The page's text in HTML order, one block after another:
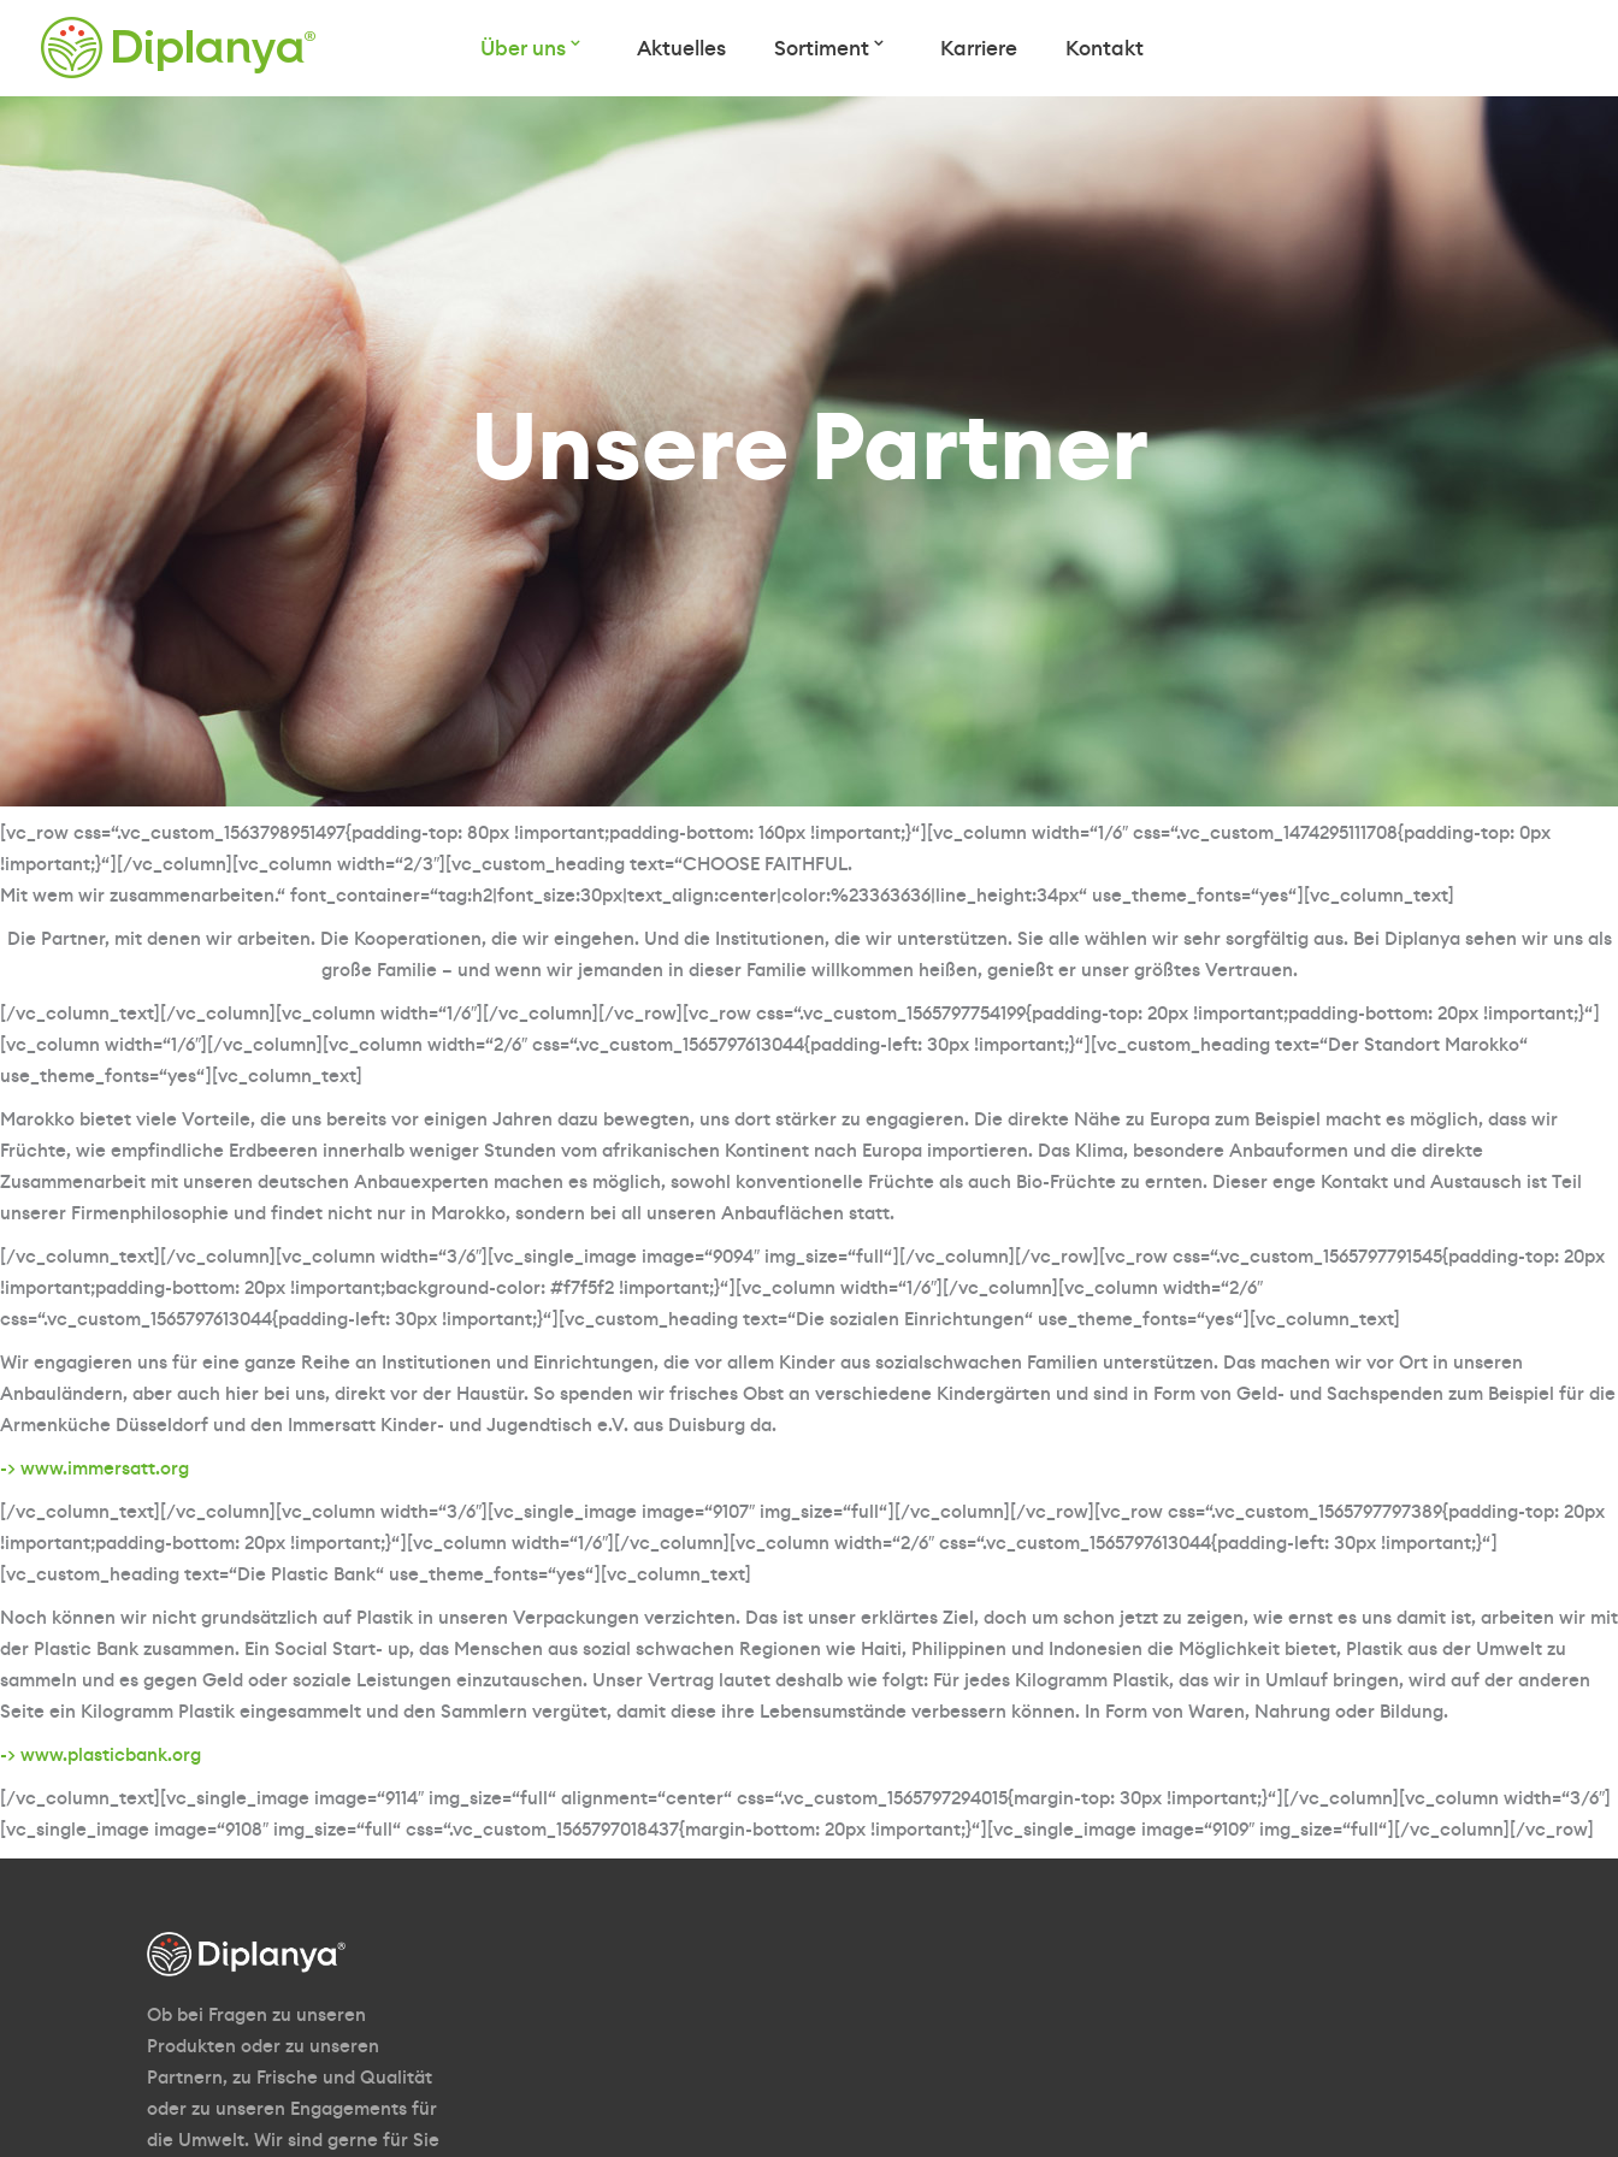
Über uns Aktuelles Sortiment Karriere Kontakt
Unsere Partner
[vc_row css=“.vc_custom_1563798951497{padding-top: 80px !important;padding-bottom: 160px !important;}“][vc_column width=“1/6″ css=“.vc_custom_1474295111708{padding-top: 0px
!important;}“][/vc_column][vc_column width=“2/3″][vc_custom_heading text=“CHOOSE FAITHFUL.
Mit wem wir zusammenarbeiten.“ font_container=“tag:h2|font_size:30px|text_align:center|color:%23363636|line_height:34px“ use_theme_fonts=“yes“][vc_column_text]
Die Partner, mit denen wir arbeiten. Die Kooperationen, die wir eingehen. Und die Institutionen, die wir unterstützen. Sie alle wählen wir sehr sorgfältig aus. Bei Diplanya sehen wir uns als
große Familie – und wenn wir jemanden in dieser Familie willkommen heißen, genießt er unser größtes Vertrauen.
[/vc_column_text][/vc_column][vc_column width=“1/6″][/vc_column][/vc_row][vc_row css=“.vc_custom_1565797754199{padding-top: 20px !important;padding-bottom: 20px !important;}“]
[vc_column width=“1/6″][/vc_column][vc_column width=“2/6″ css=“.vc_custom_1565797613044{padding-left: 30px !important;}“][vc_custom_heading text=“Der Standort Marokko“
use_theme_fonts=“yes“][vc_column_text]
Marokko bietet viele Vorteile, die uns bereits vor einigen Jahren dazu bewegten, uns dort stärker zu engagieren. Die direkte Nähe zu Europa zum Beispiel macht es möglich, dass wir
Früchte, wie empfindliche Erdbeeren innerhalb weniger Stunden vom afrikanischen Kontinent nach Europa importieren. Das Klima, besondere Anbauformen und die direkte
Zusammenarbeit mit unseren deutschen Anbauexperten machen es möglich, sowohl konventionelle Früchte als auch Bio-Früchte zu ernten. Dieser enge Kontakt und Austausch ist Teil
unserer Firmenphilosophie und findet nicht nur in Marokko, sondern bei all unseren Anbauflächen statt.
[/vc_column_text][/vc_column][vc_column width=“3/6″][vc_single_image image=“9094″ img_size=“full“][/vc_column][/vc_row][vc_row css=“.vc_custom_1565797791545{padding-top: 20px
!important;padding-bottom: 20px !important;background-color: #f7f5f2 !important;}“][vc_column width=“1/6″][/vc_column][vc_column width=“2/6″
css=“.vc_custom_1565797613044{padding-left: 30px !important;}“][vc_custom_heading text=“Die sozialen Einrichtungen“ use_theme_fonts=“yes“][vc_column_text]
Wir engagieren uns für eine ganze Reihe an Institutionen und Einrichtungen, die vor allem Kinder aus sozialschwachen Familien unterstützen. Das machen wir vor Ort in unseren
Anbauländern, aber auch hier bei uns, direkt vor der Haustür. So spenden wir frisches Obst an verschiedene Kindergärten und sind in Form von Geld- und Sachspenden zum Beispiel für die
Armenküche Düsseldorf und den Immersatt Kinder- und Jugendtisch e.V. aus Duisburg da.
-> www.immersatt.org
[/vc_column_text][/vc_column][vc_column width=“3/6″][vc_single_image image=“9107″ img_size=“full“][/vc_column][/vc_row][vc_row css=“.vc_custom_1565797797389{padding-top: 20px
!important;padding-bottom: 20px !important;}“][vc_column width=“1/6″][/vc_column][vc_column width=“2/6″ css=“.vc_custom_1565797613044{padding-left: 30px !important;}“]
[vc_custom_heading text=“Die Plastic Bank“ use_theme_fonts=“yes“][vc_column_text]
Noch können wir nicht grundsätzlich auf Plastik in unseren Verpackungen verzichten. Das ist unser erklärtes Ziel, doch um schon jetzt zu zeigen, wie ernst es uns damit ist, arbeiten wir mit
der Plastic Bank zusammen. Ein Social Start- up, das Menschen aus sozial schwachen Regionen wie Haiti, Philippinen und Indonesien die Möglichkeit bietet, Plastik aus der Umwelt zu
sammeln und es gegen Geld oder soziale Leistungen einzutauschen. Unser Vertrag lautet deshalb wie folgt: Für jedes Kilogramm Plastik, das wir in Umlauf bringen, wird auf der anderen
Seite ein Kilogramm Plastik eingesammelt und den Sammlern vergütet, damit diese ihre Lebensumstände verbessern können. In Form von Waren, Nahrung oder Bildung.
-> www.plasticbank.org
[/vc_column_text][vc_single_image image=“9114″ img_size=“full“ alignment=“center“ css=“.vc_custom_1565797294015{margin-top: 30px !important;}“][/vc_column][vc_column width=“3/6″]
[vc_single_image image=“9108″ img_size=“full“ css=“.vc_custom_1565797018437{margin-bottom: 20px !important;}“][vc_single_image image=“9109″ img_size=“full“][/vc_column][/vc_row]
Ob bei Fragen zu unseren
Produkten oder zu unseren
Partnern, zu Frische und Qualität
oder zu unseren Engagements für
die Umwelt. Wir sind gerne für Sie